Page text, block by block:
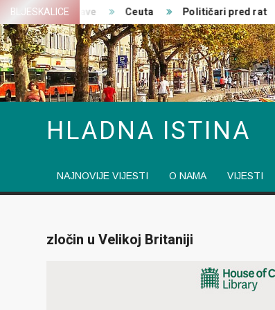
Skip
to
content
BLJESKALICE
Zajedničke izjave Ceuta Političari pred rat
HLADNA ISTINA
NAJNOVIJE VIJESTI O NAMA VIJESTI
zločin u Velikoj Britaniji